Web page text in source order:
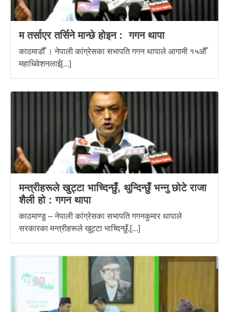
म तर्साएर तर्सिने मान्छे होइन : गगन थापा
काठमाडौँ । नेपाली कांग्रेसका सभापति गगन थापाले आगामी १५औँ
महाधिवेशनलाई[...]
मन्त्रीहरूले खुट्टा भाच्दिन्छुँ, थुन्दिन्छुँ भन्नु छोटे राजा
शैली हो : गगन थापा
काठमाण्डु – नेपाली कांग्रेसका सभापति गगनकुमार थापाले
सरकारका मन्त्रीहरूले खुट्टा भाच्दिन्छुँ,[...]